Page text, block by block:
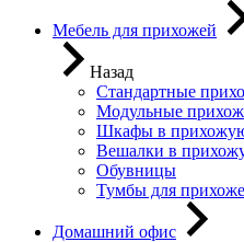
Мебель для прихожей
Назад
Стандартные
Модульные
Шкафы в
Вешалки в
Обувницы
Тумбы для
Домашний офис